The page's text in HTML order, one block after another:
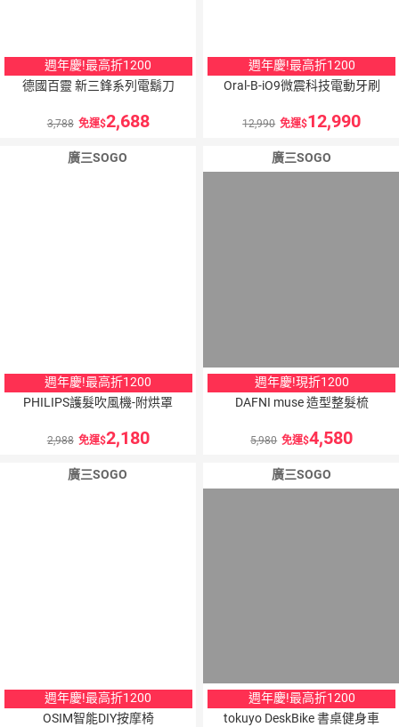
週年慶!最高折1200
德國百靈 新三鋒系列電鬍刀
3,788 免運 2,688
週年慶!最高折1200
Oral-B-iO9微震科技電動牙刷
12,990 免運 12,990
廣三SOGO
週年慶!最高折1200
PHILIPS護髮吹風機-附烘罩
2,988 免運 2,180
廣三SOGO
週年慶!現折1200
DAFNI muse 造型整髮梳
5,980 免運 4,580
廣三SOGO
週年慶!最高折1200
OSIM智能DIY按摩椅
廣三SOGO
週年慶!最高折1200
tokuyo DeskBike 書桌健身車